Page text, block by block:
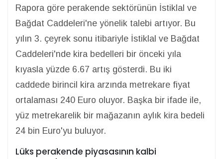
Rapora göre perakende sektörünün İstiklal ve
Bağdat Caddeleri'ne yönelik talebi artıyor. Bu
yılın 3. çeyrek sonu itibariyle İstiklal ve Bağdat
Caddeleri'nde kira bedelleri bir önceki yıla
kıyasla yüzde 6.67 artış gösterdi. Bu iki
caddede birincil kira arzında metrekare fiyat
ortalaması 240 Euro oluyor. Başka bir ifade ile,
yüz metrekarelik bir mağazanın aylık kira bedeli
24 bin Euro'yu buluyor.
Lüks perakende piyasasının kalbi